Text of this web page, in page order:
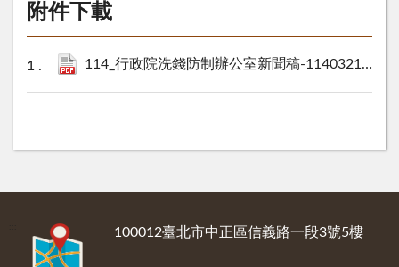
附件下載
114_行政院洗錢防制辦公室新聞稿-1140321三峽區成福國小_3.pdf
100012臺北市中正區信義路一段3號5樓